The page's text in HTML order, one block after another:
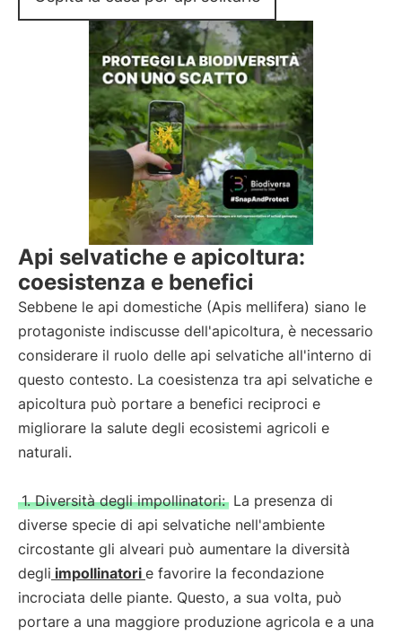
Api selvatiche e apicoltura:
coesistenza e benefici
Sebbene le api domestiche (Apis mellifera) siano le
protagoniste indiscusse dell'apicoltura, è necessario
considerare il ruolo delle api selvatiche all'interno di
questo contesto. La coesistenza tra api selvatiche e
apicoltura può portare a benefici reciproci e
migliorare la salute degli ecosistemi agricoli e
naturali.
1. Diversità degli impollinatori: La presenza di
diverse specie di api selvatiche nell'ambiente
circostante gli alveari può aumentare la diversità
degli impollinatori e favorire la fecondazione
incrociata delle piante. Questo, a sua volta, può
portare a una maggiore produzione agricola e a una